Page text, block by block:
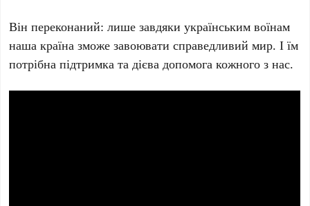
Він переконаний: лише завдяки українським воїнам
наша країна зможе завоювати справедливий мир. І їм
потрібна підтримка та дієва допомога кожного з нас.